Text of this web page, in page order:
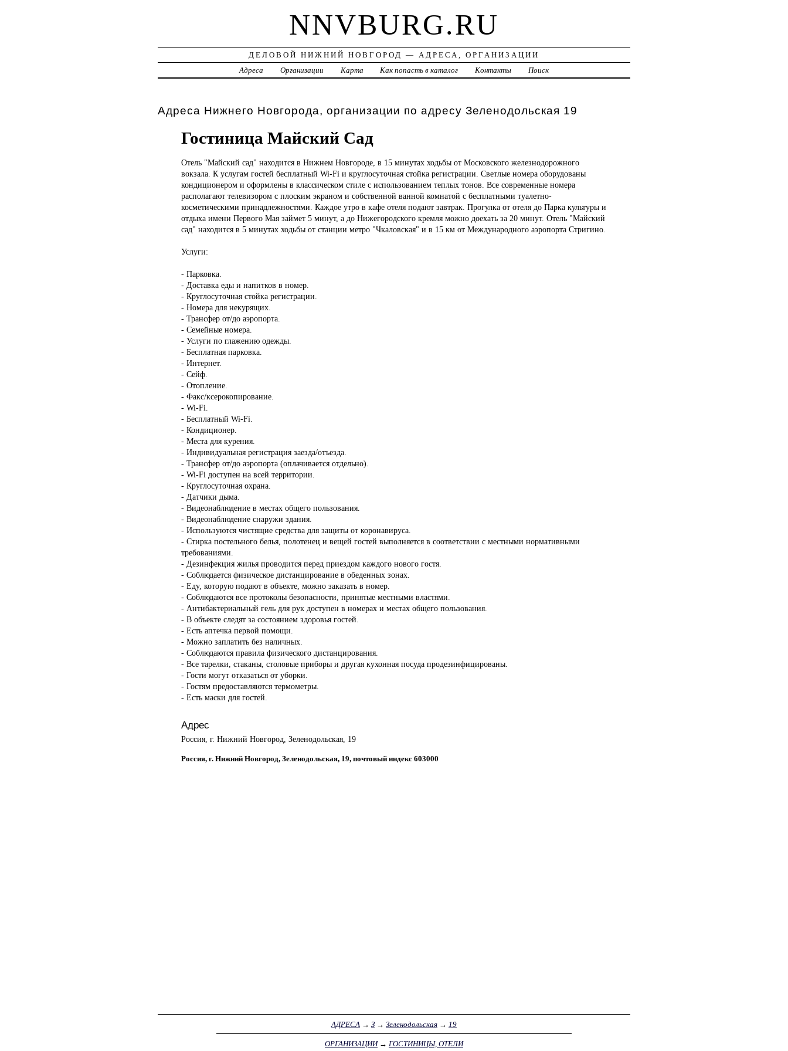
NNVBURG.RU
ДЕЛОВОЙ НИЖНИЙ НОВГОРОД — АДРЕСА, ОРГАНИЗАЦИИ
Адреса
Организации Карта Как попасть в каталог Контакты Поиск
Адреса Нижнего Новгорода, организации по адресу Зеленодольская 19
Гостиница Майский Сад
Отель "Майский сад" находится в Нижнем Новгороде, в 15 минутах ходьбы от Московского железнодорожного
вокзала. К услугам гостей бесплатный Wi-Fi и круглосуточная стойка регистрации. Светлые номера оборудованы
кондиционером и оформлены в классическом стиле с использованием теплых тонов. Все современные номера
располагают телевизором с плоским экраном и собственной ванной комнатой с бесплатными туалетно-
косметическими принадлежностями. Каждое утро в кафе отеля подают завтрак. Прогулка от отеля до Парка культуры и
отдыха имени Первого Мая займет 5 минут, а до Нижегородского кремля можно доехать за 20 минут. Отель "Майский
сад" находится в 5 минутах ходьбы от станции метро "Чкаловская" и в 15 км от Международного аэропорта Стригино.
Услуги:
- Парковка.
- Доставка еды и напитков в номер.
- Круглосуточная стойка регистрации.
- Номера для некурящих.
- Трансфер от/до аэропорта.
- Семейные номера.
- Услуги по глажению одежды.
- Бесплатная парковка.
- Интернет.
- Сейф.
- Отопление.
- Факс/ксерокопирование.
- Wi-Fi.
- Бесплатный Wi-Fi.
- Кондиционер.
- Места для курения.
- Индивидуальная регистрация заезда/отъезда.
- Трансфер от/до аэропорта (оплачивается отдельно).
- Wi-Fi доступен на всей территории.
- Круглосуточная охрана.
- Датчики дыма.
- Видеонаблюдение в местах общего пользования.
- Видеонаблюдение снаружи здания.
- Используются чистящие средства для защиты от коронавируса.
- Стирка постельного белья, полотенец и вещей гостей выполняется в соответствии с местными нормативными
требованиями.
- Дезинфекция жилья проводится перед приездом каждого нового гостя.
- Соблюдается физическое дистанцирование в обеденных зонах.
- Еду, которую подают в объекте, можно заказать в номер.
- Соблюдаются все протоколы безопасности, принятые местными властями.
- Антибактериальный гель для рук доступен в номерах и местах общего пользования.
- В объекте следят за состоянием здоровья гостей.
- Есть аптечка первой помощи.
- Можно заплатить без наличных.
- Соблюдаются правила физического дистанцирования.
- Все тарелки, стаканы, столовые приборы и другая кухонная посуда продезинфицированы.
- Гости могут отказаться от уборки.
- Гостям предоставляются термометры.
- Есть маски для гостей.
Адрес
Россия, г. Нижний Новгород, Зеленодольская, 19
Россия, г. Нижний Новгород, Зеленодольская, 19, почтовый индекс 603000
АДРЕСА → З→ Зеленодольская→ 19
ОРГАНИЗАЦИИ→ ГОСТИНИЦЫ, ОТЕЛИ